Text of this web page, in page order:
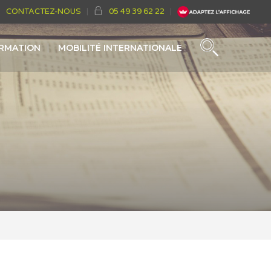
CONTACTEZ-NOUS 05 49 39 62 22
MOBILITÉ INTERNATIONALE